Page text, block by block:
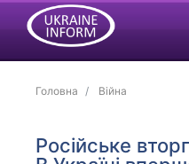
Головна Війна
Російське